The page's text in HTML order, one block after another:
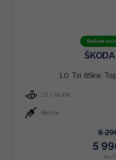
Balíček
1.0 Tsi 85kw
1.0 / 85 kW
Benzín
6
5
bez